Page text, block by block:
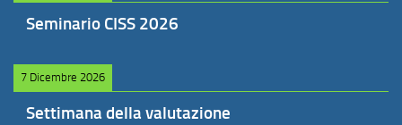
Seminario CISS 2026
7 Dicembre 2026
Settimana della valutazione